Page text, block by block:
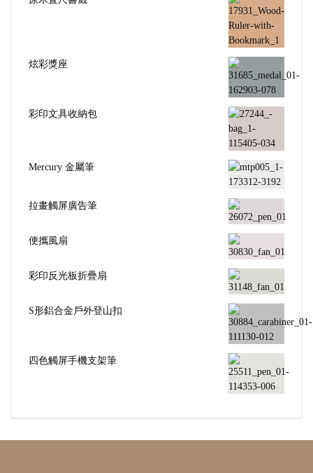
炫彩獎座
彩印文具收納包
Mercury 金屬筆
拉畫觸屏廣告筆
便攜風扇
彩印反光板折疊扇
S形鋁合金戶外登山扣
四色觸屏手機支架筆